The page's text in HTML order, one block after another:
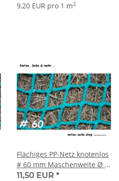
9,20 EUR pro 1 m2
Flächiges PP-Netz knotenlos
# 60 mm Maschenweite Ø 5
mm Garnstärke
11,50 EUR *